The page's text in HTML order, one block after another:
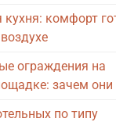
кухня: комфорт
ограждения на
зачем
по типу